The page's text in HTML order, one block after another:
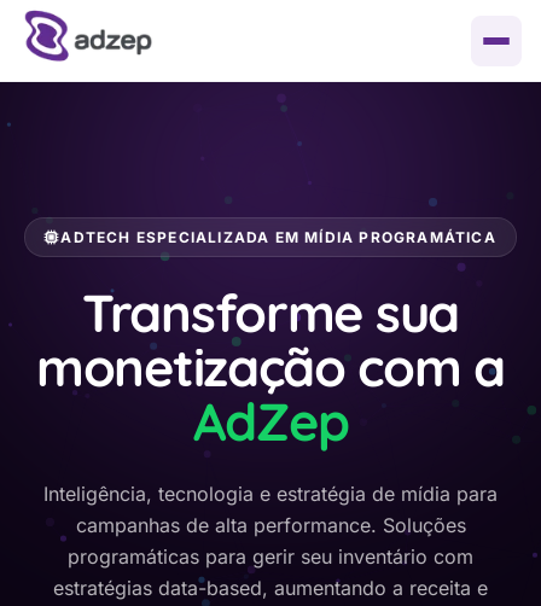
Adtech e Opec
Gestão de mídia programática
Materiais
Guia de Formatos de Banner
Blog
Sobre
Cases de Sucesso
Quem somos
Contato
Fale conosco
ADTECH ESPECIALIZADA EM MÍDIA PROGRAMÁTICA
Transforme sua
monetização com a
AdZep
Inteligência, tecnologia e estratégia de mídia para
campanhas de alta performance. Soluções
programáticas para gerir seu inventário com
estratégias data-based, aumentando a receita e